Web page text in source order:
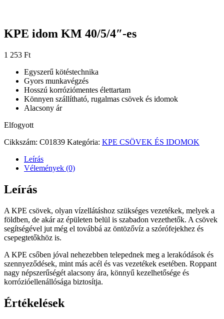
KPE idom KM 40/5/4″-es
1 253 Ft
Egyszerű kötéstechnika
Gyors munkavégzés
Hosszú korróziómentes élettartam
Könnyen szállítható, rugalmas csövek és idomok
Alacsony ár
Elfogyott
Cikkszám: C01839 Kategória: KPE CSÖVEK ÉS IDOMOK
Leírás
Vélemények (0)
Leírás
A KPE csövek, olyan vízellátáshoz szükséges vezetékek, melyek a
földben, de akár az épületen belül is szabadon vezethetők. A csövek
segítségével jut még el továbbá az öntözővíz a szórófejekhez és
csepegtetőkhöz is.
A KPE csőben jóval nehezebben telepednek meg a lerakódások és
szennyeződések, mint más acél és vas vezetékek esetében. Roppant
nagy népszerűségét alacsony ára, könnyű kezelhetősége és
korrózióellenállósága biztosítja.
Értékelések